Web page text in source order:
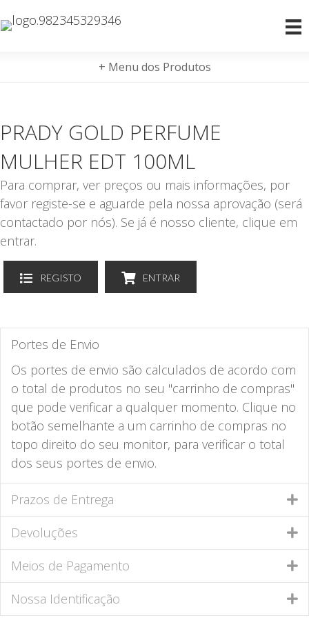
+ Menu dos Produtos
PRADY GOLD PERFUME
MULHER EDT 100ML
Para comprar, ver preços ou mais informações, por
favor registe-se e aguarde pela nossa aprovação (será
contactado por nós). Se já é nosso cliente, clique em
entrar.
REGISTO ENTRAR
Portes de Envio
Os portes de envio são calculados de acordo com
o total de produtos no seu "carrinho de compras"
que pode verificar a qualquer momento. Clique no
botão semelhante a um carrinho de compras no
topo direito do seu monitor, para verificar o total
dos seus portes de envio.
Prazos de Entrega
Devoluções
Meios de Pagamento
Nossa Identificação